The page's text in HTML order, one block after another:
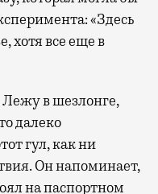
«Здесь
хотя все еще в
Лежу в шезлонге,
далеко
гул, как ни
Он напоминает,
на паспортном